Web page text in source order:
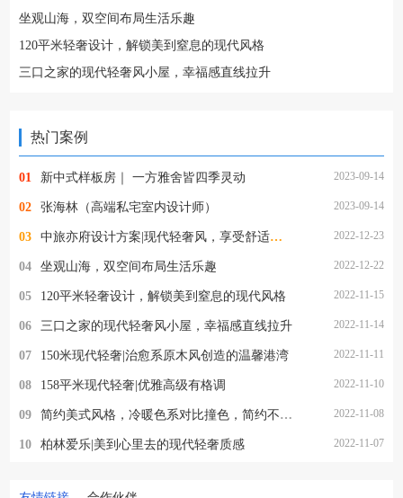
坐观山海，双空间布局生活乐趣
120平米轻奢设计，解锁美到窒息的现代风格
三口之家的现代轻奢风小屋，幸福感直线拉升
热门案例
01 新中式样板房｜ 一方雅舍皆四季灵动 2023-09-14
02 张海林（高端私宅室内设计师） 2023-09-14
03 中旅亦府设计方案|现代轻奢风，享受舒适品质生活 2022-12-23
04 坐观山海，双空间布局生活乐趣 2022-12-22
05 120平米轻奢设计，解锁美到窒息的现代风格 2022-11-15
06 三口之家的现代轻奢风小屋，幸福感直线拉升 2022-11-14
07 150米现代轻奢|治愈系原木风创造的温馨港湾 2022-11-11
08 158平米现代轻奢|优雅高级有格调 2022-11-10
09 简约美式风格，冷暖色系对比撞色，简约不简单 2022-11-08
10 柏林爱乐|美到心里去的现代轻奢质感 2022-11-07